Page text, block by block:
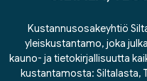
Kustannusosakeyhtiö
yleiskustantamo, joka
kauno- ja tietokirjallisuutta
kustantamosta: Siltalasta,